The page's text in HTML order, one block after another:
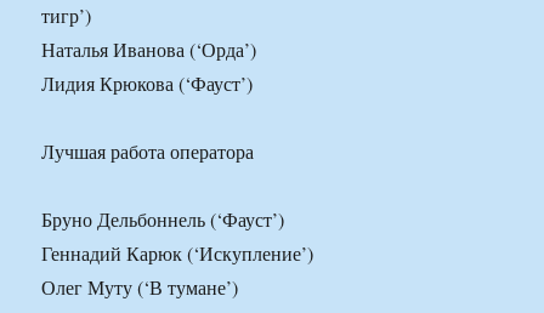
тигр’)
Наталья Иванова (‘Орда’)
Лидия Крюкова (‘Фауст’)
Лучшая работа оператора
Бруно Дельбоннель (‘Фауст’)
Геннадий Карюк (‘Искупление’)
Олег Муту (‘В тумане’)